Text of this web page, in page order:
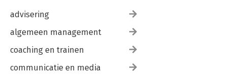
advisering
algemeen management
coaching en trainen
communicatie en media